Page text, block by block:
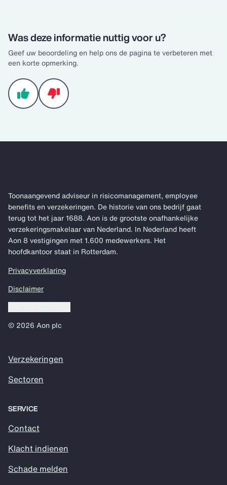
Was deze informatie nuttig voor u?
Geef uw beoordeling en help ons de pagina te verbeteren met
een korte opmerking.
Toonaangevend adviseur in risicomanagement, employee
benefits en verzekeringen. De historie van ons bedrijf gaat
terug tot het jaar 1688. Aon is de grootste onafhankelijke
verzekeringsmakelaar van Nederland. In Nederland heeft
Aon 8 vestigingen met 1.600 medewerkers. Het
hoofdkantoor staat in Rotterdam.
Privacyverklaring
Disclaimer
© 2026 Aon plc
Verzekeringen
Sectoren
SERVICE
Contact
Klacht indienen
Schade melden